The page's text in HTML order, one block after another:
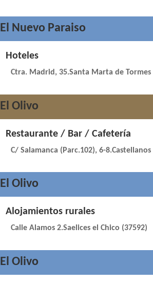
El Nuevo Paraiso
Hoteles
Ctra. Madrid, 35.Santa Marta de Tormes
El Olivo
Restaurante / Bar / Cafetería
C/ Salamanca (Parc.102), 6-
El Olivo
Alojamientos rurales
Calle Alamos 2.Saelices el Chico (37592)
El Olivo